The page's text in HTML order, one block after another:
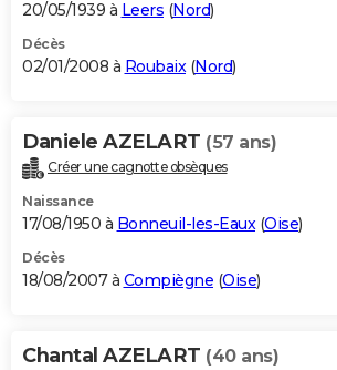
20/05/1939 à Leers (Nord)
Décès
02/01/2008 à Roubaix(Nord)
Daniele AZELART (57 ans)
Créer une cagnotte obsèques
Naissance
17/08/1950 à Bonneuil-les-Eaux(Oise)
Décès
18/08/2007 à Compiègne (Oise)
Chantal AZELART (40 ans)